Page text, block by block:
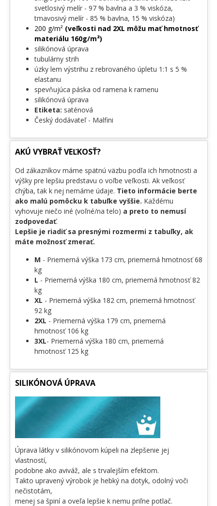
svetlosivý melír - 97 % bavlna a 3 % viskóza,
tmavosivý melír - 85 % bavlna, 15 % viskóza)
200 g/m² (veľkosti nad 2XL môžu mať hmotnosť
materiálu 160g/m²)
silikónová úprava
tubulárny strih
úzky lem výstrihu z rebrovaného úpletu 1:1 s 5 %
elastanu
spevňujúca páska od ramena k ramenu
silikónová úprava
Etiketa: saténová
Český dodávateľ - Malfini
AKÚ VYBRAŤ VEĽKOSŤ?
Od zákazníkov máme spätnú väzbu podľa ich hmotnosti a
výšky pre lepšiu predstavu o voľbe veľkosti. Ak veľkosť
chýba, tak k nej nemáme údaje. Tieto informácie berte
ako malú pomôcku k tabuľke vyššie. Každému
vyhovuje niečo iné (voľné/na telo) a preto to nemusí
zodpovedať.
Lepšie je riadiť sa presnými rozmermi z tabuľky, ak
máte možnosť zmerať.
M - Priemerná výška 173 cm, priemerná hmotnosť 68
kg
L - Priemerná výška 180 cm, priemerná hmotnosť 82
kg
XL - Priemerná výška 182 cm, priemerná hmotnosť
92 kg
2XL - Priemerná výška 179 cm, priemerná
hmotnosť 106 kg
3XL- Priemerná výška 180 cm, priemerná
hmotnosť 125 kg
SILIKÓNOVÁ ÚPRAVA
Úprava látky v silikónovom kúpeli na zlepšenie jej
vlastností,
podobne ako aviváž, ale s trvalejším efektom.
Takto upravený výrobok je hebký na dotyk, odolný voči
nečistotám,
menej sa špiní a oveľa lepšie k nemu priľne potlač.